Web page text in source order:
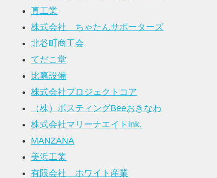
真工業
株式会社 ちゃたんサポーターズ
北谷町商工会
てだこ堂
比嘉設備
株式会社プロジェクトコア
（株）ポスティングBeeおきなわ
株式会社マリーナエイトink.
MANZANA
美浜工業
有限会社 ホワイト産業